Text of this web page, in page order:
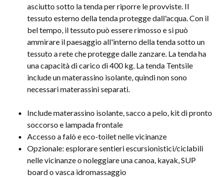
asciutto sotto la tenda per riporre le provviste. Il
tessuto esterno della tenda protegge dall'acqua. Con il
bel tempo, il tessuto può essere rimosso e si può
ammirare il paesaggio all'interno della tenda sotto un
tessuto a rete che protegge dalle zanzare. La tenda ha
una capacità di carico di 400 kg. La tenda Tentsile
include un materassino isolante, quindi non sono
necessari materassini separati.
Include materassino isolante, sacco a pelo, kit di pronto
soccorso e lampada frontale
Accesso a falò e eco-toilet nelle vicinanze
Opzionale: esplorare sentieri escursionistici/ciclabili
nelle vicinanze o noleggiare una canoa, kayak, SUP
board o vasca idromassaggio